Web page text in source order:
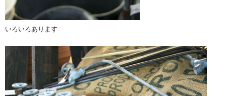
いろいろあります